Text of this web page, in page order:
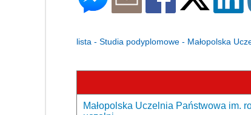
lista - Studia podyplomowe - Małopolska
Małopolska Uczelnia Państwowa im.